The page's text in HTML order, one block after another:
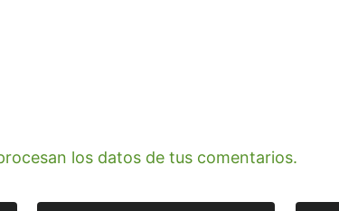
los datos de tus comentarios.